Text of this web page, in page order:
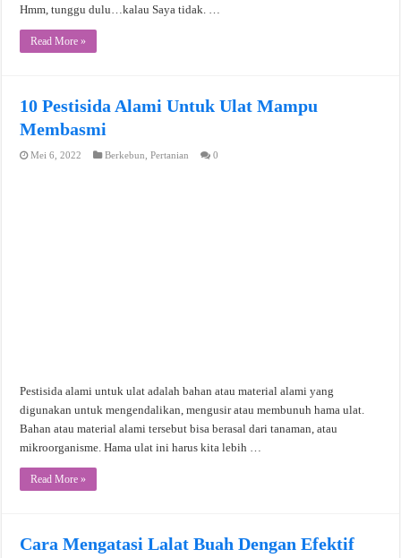
Hmm, tunggu dulu…kalau Saya tidak. …
Read More »
10 Pestisida Alami Untuk Ulat Mampu
Membasmi
Mei 6, 2022 Berkebun ,Pertanian 0
Pestisida alami untuk ulat adalah bahan atau material alami yang
digunakan untuk mengendalikan, mengusir atau membunuh hama ulat.
Bahan atau material alami tersebut bisa berasal dari tanaman, atau
mikroorganisme. Hama ulat ini harus kita lebih …
Read More »
Cara Mengatasi Lalat Buah Dengan Efektif